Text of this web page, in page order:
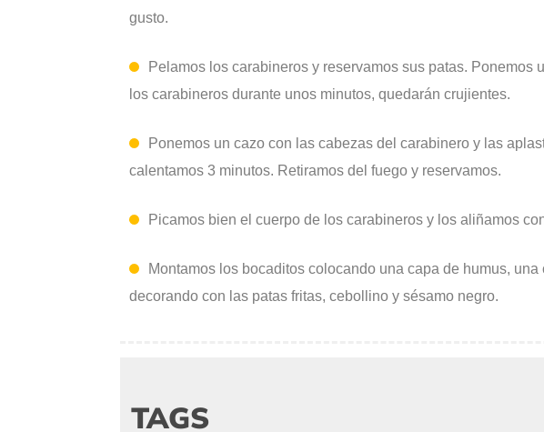
gusto.
Pelamos los carabineros y reservamos sus patas. Ponemos
los carabineros durante unos minutos, quedarán crujientes.
Ponemos un cazo con las cabezas del carabinero y las
calentamos 3 minutos. Retiramos del fuego y reservamos.
Picamos bien el cuerpo de los carabineros y los aliñamos
Montamos los bocaditos colocando una capa de humus,
decorando con las patas fritas, cebollino y sésamo negro.
TAGS